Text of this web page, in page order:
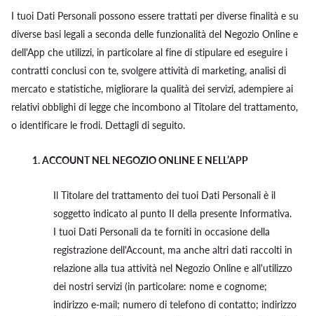
I tuoi Dati Personali possono essere trattati per diverse finalità e su
diverse basi legali a seconda delle funzionalità del Negozio Online e
dell'App che utilizzi, in particolare al fine di stipulare ed eseguire i
contratti conclusi con te, svolgere attività di marketing, analisi di
mercato e statistiche, migliorare la qualità dei servizi, adempiere ai
relativi obblighi di legge che incombono al Titolare del trattamento,
o identificare le frodi. Dettagli di seguito.
1.ACCOUNT NEL NEGOZIO ONLINE E NELL’APP
Il Titolare del trattamento dei tuoi Dati Personali è il
soggetto indicato al punto II della presente Informativa.
I tuoi Dati Personali da te forniti in occasione della
registrazione dell'Account, ma anche altri dati raccolti in
relazione alla tua attività nel Negozio Online e all'utilizzo
dei nostri servizi (in particolare: nome e cognome;
indirizzo e-mail; numero di telefono di contatto; indirizzo